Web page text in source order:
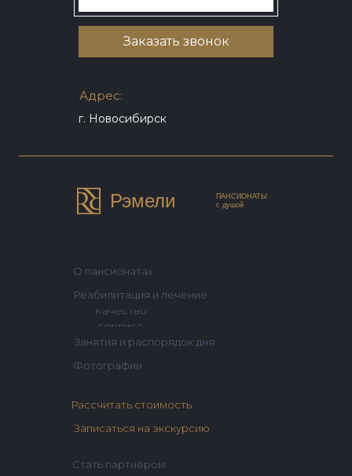
г. Новосибирск
Адрес:
Заказать звонок
Рэмели
ПАНСИОНАТЫ
с душой
О пансионатах
Реабилитация и лечение
Качество
сервиса
Занятия и распорядок дня
Рассчитать стоимость
Фотографии
Записаться на экскурсию
Стать партнёром